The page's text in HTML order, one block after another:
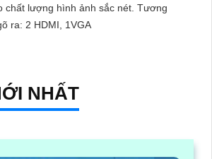
chất lượng hình ảnh sắc nét. Tương
ra: 2 HDMI, 1VGA
NHẤT